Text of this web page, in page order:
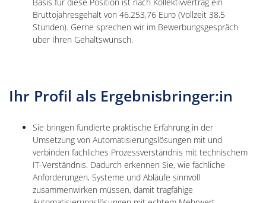
Bruttojahresgehalt von 46.253,76 Euro (Vollzeit 38,5
Stunden). Gerne sprechen wir im Bewerbungsgespräch
über Ihren Gehaltswunsch.
Ihr Profil als Ergebnisbringer:in
Sie bringen fundierte praktische Erfahrung in der
Umsetzung von Automatisierungslösungen mit und
verbinden fachliches Prozessverständnis mit technischem
IT-Verständnis. Dadurch erkennen Sie, wie fachliche
Anforderungen, Systeme und Abläufe sinnvoll
zusammenwirken müssen, damit tragfähige